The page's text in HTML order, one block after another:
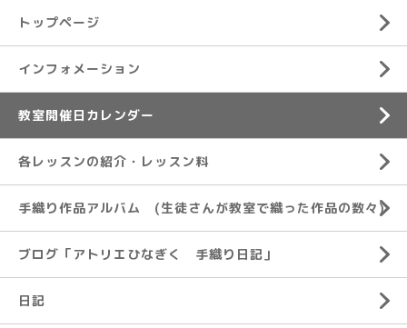
トップページ
インフォメーション
教室開催日カレンダー
各レッスンの紹介・レッスン料
手織り作品アルバム (生徒さんが教室で織った作品の数々)
ブログ「アトリエひなぎく 手織り日記」
日記